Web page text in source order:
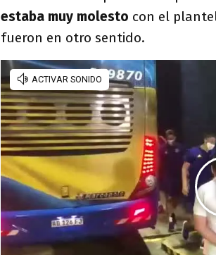
estaba muy molesto con el
fueron en otro sentido.